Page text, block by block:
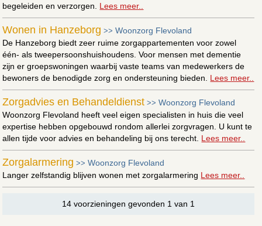
begeleiden en verzorgen. Lees meer..
Wonen in Hanzeborg >>Woonzorg Flevoland
De Hanzeborg biedt zeer ruime zorgappartementen voor zowel
één- als tweepersoonshuishoudens. Voor mensen met dementie
zijn er groepswoningen waarbij vaste teams van medewerkers de
bewoners de benodigde zorg en ondersteuning bieden. Lees meer..
Zorgadvies en Behandeldienst >>Woonzorg Flevoland
Woonzorg Flevoland heeft veel eigen specialisten in huis die veel
expertise hebben opgebouwd rondom allerlei zorgvragen. U kunt te
allen tijde voor advies en behandeling bij ons terecht. Lees meer..
Zorgalarmering >>Woonzorg Flevoland
Langer zelfstandig blijven wonen met zorgalarmering Lees meer..
14 voorzieningen gevonden 1 van 1